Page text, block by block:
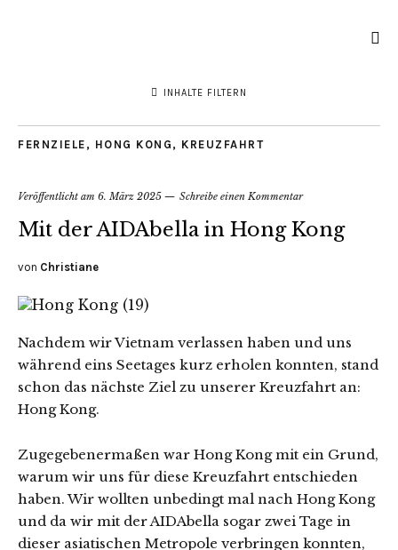
INHALTE FILTERN
FERNZIELE , HONG KONG , KREUZFAHRT
Veröffentlicht am 6. März 2025 Schreibe einen Kommentar
Mit der AIDAbella in Hong Kong
von Christiane
Nachdem wir Vietnam verlassen haben und uns
während eins Seetages kurz erholen konnten, stand
schon das nächste Ziel zu unserer Kreuzfahrt an:
Hong Kong.
Zugegebenermaßen war Hong Kong mit ein Grund,
warum wir uns für diese Kreuzfahrt entschieden
haben. Wir wollten unbedingt mal nach Hong Kong
und da wir mit der AIDAbella sogar zwei Tage in
dieser asiatischen Metropole verbringen konnten,